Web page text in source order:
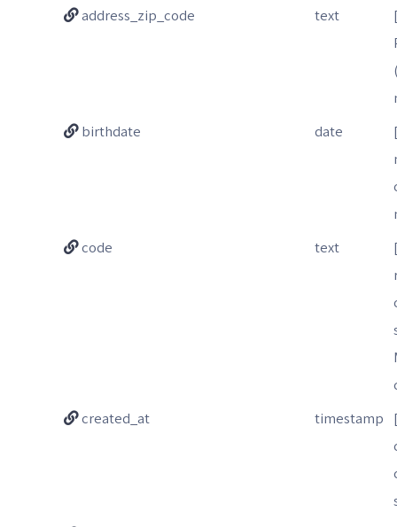
address_zip_code
text
birthdate
date
code
text
created_at
timestamp